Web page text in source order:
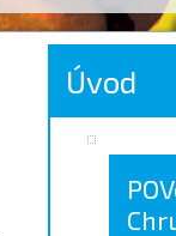
Úvod